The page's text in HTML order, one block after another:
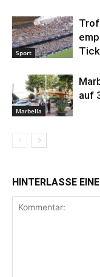
Sport
Marbella
auf
HINTERLASSE